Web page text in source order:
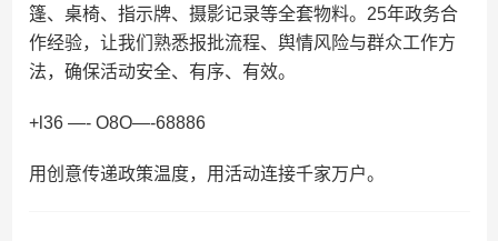
篷、桌椅、指示牌、摄影记录等全套物料。25年政务合
作经验，让我们熟悉报批流程、舆情风险与群众工作方
法，确保活动安全、有序、有效。
+l36 —- O8O—-68886
用创意传递政策温度，用活动连接千家万户。